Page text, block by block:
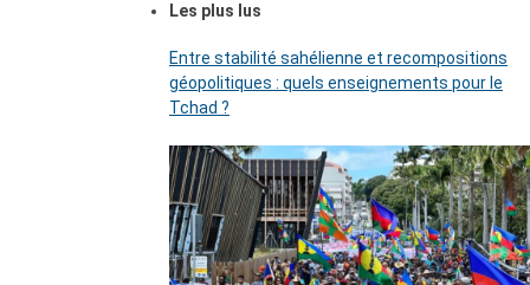
Les plus lus
Entre stabilité sahélienne et recompositions
géopolitiques : quels enseignements pour le
Tchad ?